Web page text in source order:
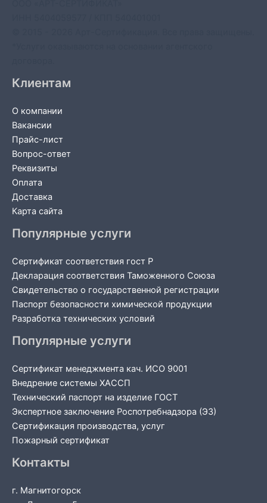
Клиентам
О компании
Вакансии
Прайс-лист
Вопрос-ответ
Реквизиты
Оплата
Доставка
Карта сайта
Популярные услуги
Сертификат соответствия гост Р
Декларация соответствия Таможенного Союза
Свидетельство о государственной регистрации
Паспорт безопасности химической продукции
Разработка технических условий
Популярные услуги
Сертификат менеджмента кач. ИСО 9001
Внедрение системы ХАССП
Технический паспорт на изделие ГОСТ
Экспертное заключение Роспотребнадзора (ЭЗ)
Сертификация производства, услуг
Пожарный сертификат
Контакты
г. Магнитогорск